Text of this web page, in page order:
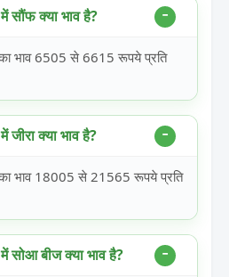
क्या भाव है?
भाव 6505 से 6615 रूपये प्रति
क्या भाव है?
भाव 18005 से 21565 रूपये प्रति
बीज क्या भाव है?